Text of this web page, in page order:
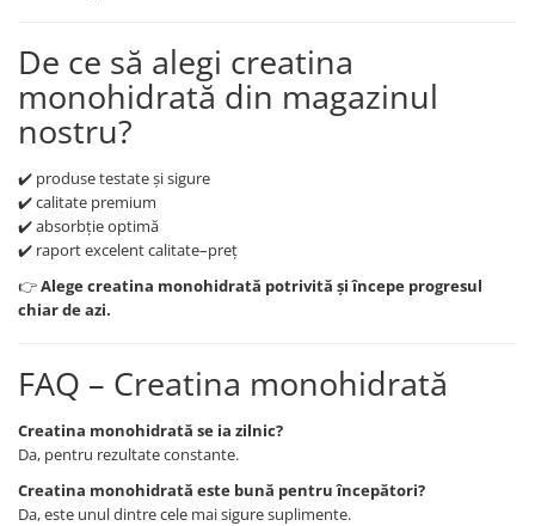
De ce să alegi creatina
monohidrată din magazinul
nostru?
✔️ produse testate și sigure
✔️ calitate premium
✔️ absorbție optimă
✔️ raport excelent calitate–preț
👉Alege creatina monohidrată potrivită și începe progresul
chiar de azi.
FAQ – Creatina monohidrată
Creatina monohidrată se ia zilnic?
Da, pentru rezultate constante.
Creatina monohidrată este bună pentru începători?
Da, este unul dintre cele mai sigure suplimente.